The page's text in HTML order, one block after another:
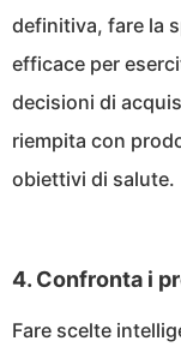
definitiva, fare la
efficace per
decisioni di
riempita con
obiettivi di salute.
4. Confronta i
Fare scelte